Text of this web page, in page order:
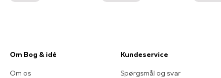
Om Bog & idé
Om os
Kundeservice
Spørgsmål og svar